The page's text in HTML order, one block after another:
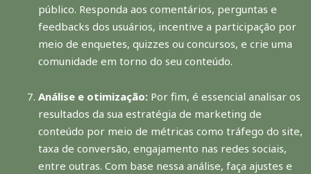
público. Responda aos comentários, perguntas e
feedbacks dos usuários, incentive a participação por
meio de enquetes, quizzes ou concursos, e crie uma
comunidade em torno do seu conteúdo.
Análise e otimização: Por fim, é essencial analisar os
resultados da sua estratégia de marketing de
conteúdo por meio de métricas como tráfego do site,
taxa de conversão, engajamento nas redes sociais,
entre outras. Com base nessa análise, faça ajustes e